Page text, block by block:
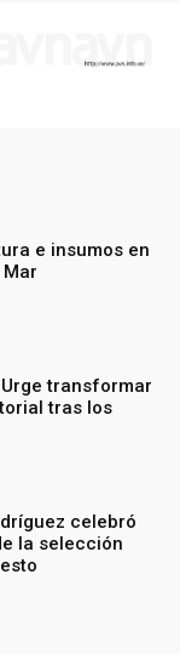
e insumos en
transformar
tras los
celebró
la selección